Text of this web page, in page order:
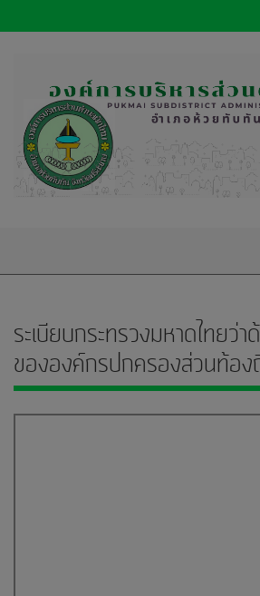
ระเบียบกระทรวงมหาดไทยว่
ขององค์กรปกครองส่วนท้